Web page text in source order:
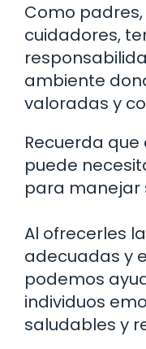
Como
cuidadores,
ambiente
valoradas y
Recuerda
puede
para manejar
Al ofrecerles
adecuadas y
podemos
individuos
saludables y